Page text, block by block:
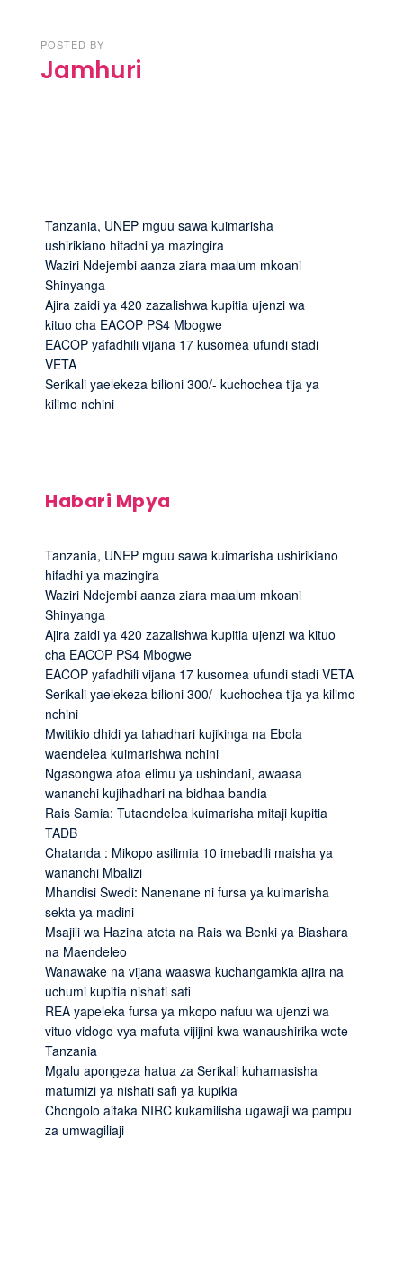
POSTED BY
Jamhuri
Tanzania, UNEP mguu sawa kuimarisha
ushirikiano hifadhi ya mazingira
Waziri Ndejembi aanza ziara maalum mkoani
Shinyanga
Ajira zaidi ya 420 zazalishwa kupitia ujenzi wa
kituo cha EACOP PS4 Mbogwe
EACOP yafadhili vijana 17 kusomea ufundi stadi
VETA
Serikali yaelekeza bilioni 300/- kuchochea tija ya
kilimo nchini
Habari Mpya
Tanzania, UNEP mguu sawa kuimarisha ushirikiano
hifadhi ya mazingira
Waziri Ndejembi aanza ziara maalum mkoani
Shinyanga
Ajira zaidi ya 420 zazalishwa kupitia ujenzi wa kituo
cha EACOP PS4 Mbogwe
EACOP yafadhili vijana 17 kusomea ufundi stadi VETA
Serikali yaelekeza bilioni 300/- kuchochea tija ya kilimo
nchini
Mwitikio dhidi ya tahadhari kujikinga na Ebola
waendelea kuimarishwa nchini
Ngasongwa atoa elimu ya ushindani, awaasa
wananchi kujihadhari na bidhaa bandia
Rais Samia: Tutaendelea kuimarisha mitaji kupitia
TADB
Chatanda : Mikopo asilimia 10 imebadili maisha ya
wananchi Mbalizi
Mhandisi Swedi: Nanenane ni fursa ya kuimarisha
sekta ya madini
Msajili wa Hazina ateta na Rais wa Benki ya Biashara
na Maendeleo
Wanawake na vijana waaswa kuchangamkia ajira na
uchumi kupitia nishati safi
REA yapeleka fursa ya mkopo nafuu wa ujenzi wa
vituo vidogo vya mafuta vijijini kwa wanaushirika wote
Tanzania
Mgalu apongeza hatua za Serikali kuhamasisha
matumizi ya nishati safi ya kupikia
Chongolo aitaka NIRC kukamilisha ugawaji wa pampu
za umwagiliaji